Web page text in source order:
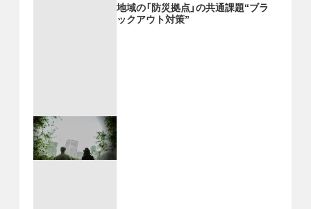
地域の「防災拠点」の共通課題“ブラ
ックアウト対策”